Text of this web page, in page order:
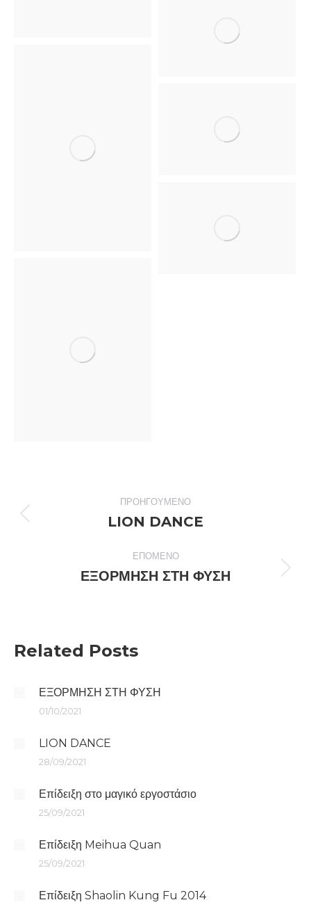
navigation
ΠΡΟΗΓΟΎΜΕΝΟ
Previous
LION DANCE
ΕΠΌΜΕΝΟ
Next
ΕΞΟΡΜΗΣΗ ΣΤΗ ΦΥΣΗ
Related Posts
ΕΞΟΡΜΗΣΗ ΣΤΗ ΦΥΣΗ
01/10/2021
LION DANCE
28/09/2021
Επίδειξη στο μαγικό εργοστάσιο
25/09/2021
Επίδειξη Meihua Quan
25/09/2021
Επίδειξη Shaolin Kung Fu 2014